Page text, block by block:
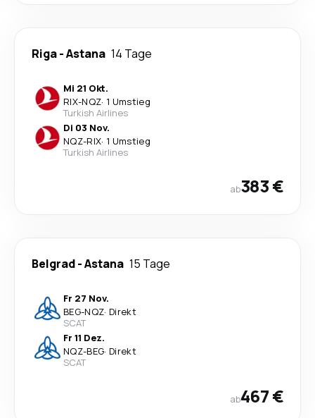
Riga-Astana 14 Tage
Mi 21 Okt.
RIX-NQZ· 1 Umstieg
Turkish Airlines
Di 03 Nov.
NQZ-RIX· 1 Umstieg
Turkish Airlines
ab383 €
Belgrad-Astana 15 Tage
Fr 27 Nov.
BEG-NQZ· Direkt
SCAT
Fr 11 Dez.
NQZ-BEG· Direkt
SCAT
ab467 €